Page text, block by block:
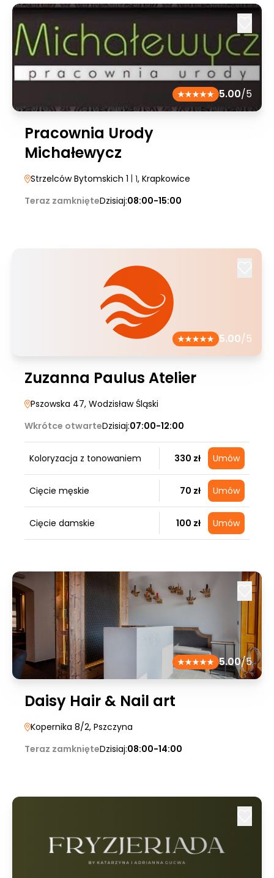
5.00/5
Pracownia Urody
Michałewycz
Strzelców Bytomskich 1 | 1, Krapkowice
Teraz zamknięteDzisiaj:08:00-15:00
5.00/5
Zuzanna Paulus Atelier
Pszowska 47, Wodzisław Śląski
Wkrótce otwarteDzisiaj:07:00-12:00
Koloryzacja z tonowaniem 330 zł Umów
Cięcie męskie 70 zł Umów
Cięcie damskie 100 zł Umów
5.00/5
Daisy Hair & Nail art
Kopernika 8/2, Pszczyna
Teraz zamknięteDzisiaj:08:00-14:00